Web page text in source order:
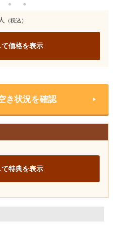
（税込）
て価格を表示
き状況を確認
て特典を表示